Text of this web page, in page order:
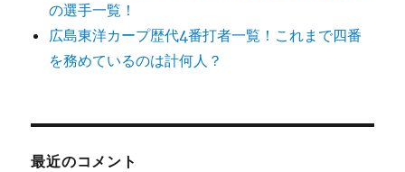
の選手一覧！
広島東洋カープ歴代4番打者一覧！これまで四番
を務めているのは計何人？
最近のコメント